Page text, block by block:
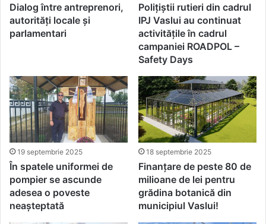
Dialog între antreprenori,
autorități locale și
parlamentari
Polițiștii rutieri din cadrul
IPJ Vaslui au continuat
activitățile în cadrul
campaniei ROADPOL –
Safety Days
19 septembrie 2025
În spatele uniformei de
pompier se ascunde
adesea o poveste
neașteptată
18 septembrie 2025
Finanțare de peste 80 de
milioane de lei pentru
grădina botanică din
municipiul Vaslui!